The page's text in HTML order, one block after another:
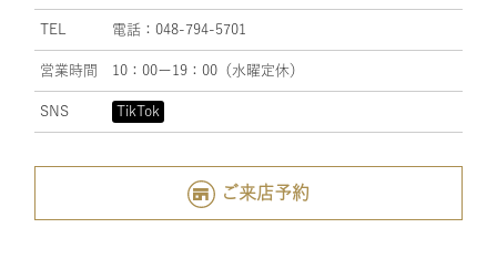
TEL 電話：048-794-5701
営業時間 10：00ー19：00（水曜定休）
SNS TikTok
ご来店予約